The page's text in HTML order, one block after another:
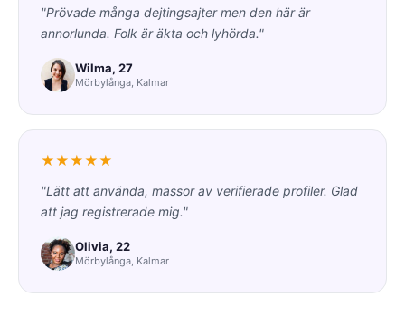
"Prövade många dejtingsajter men den här är
annorlunda. Folk är äkta och lyhörda."
Wilma, 27
Mörbylånga, Kalmar
★★★★★
"Lätt att använda, massor av verifierade profiler. Glad
att jag registrerade mig."
Olivia, 22
Mörbylånga, Kalmar